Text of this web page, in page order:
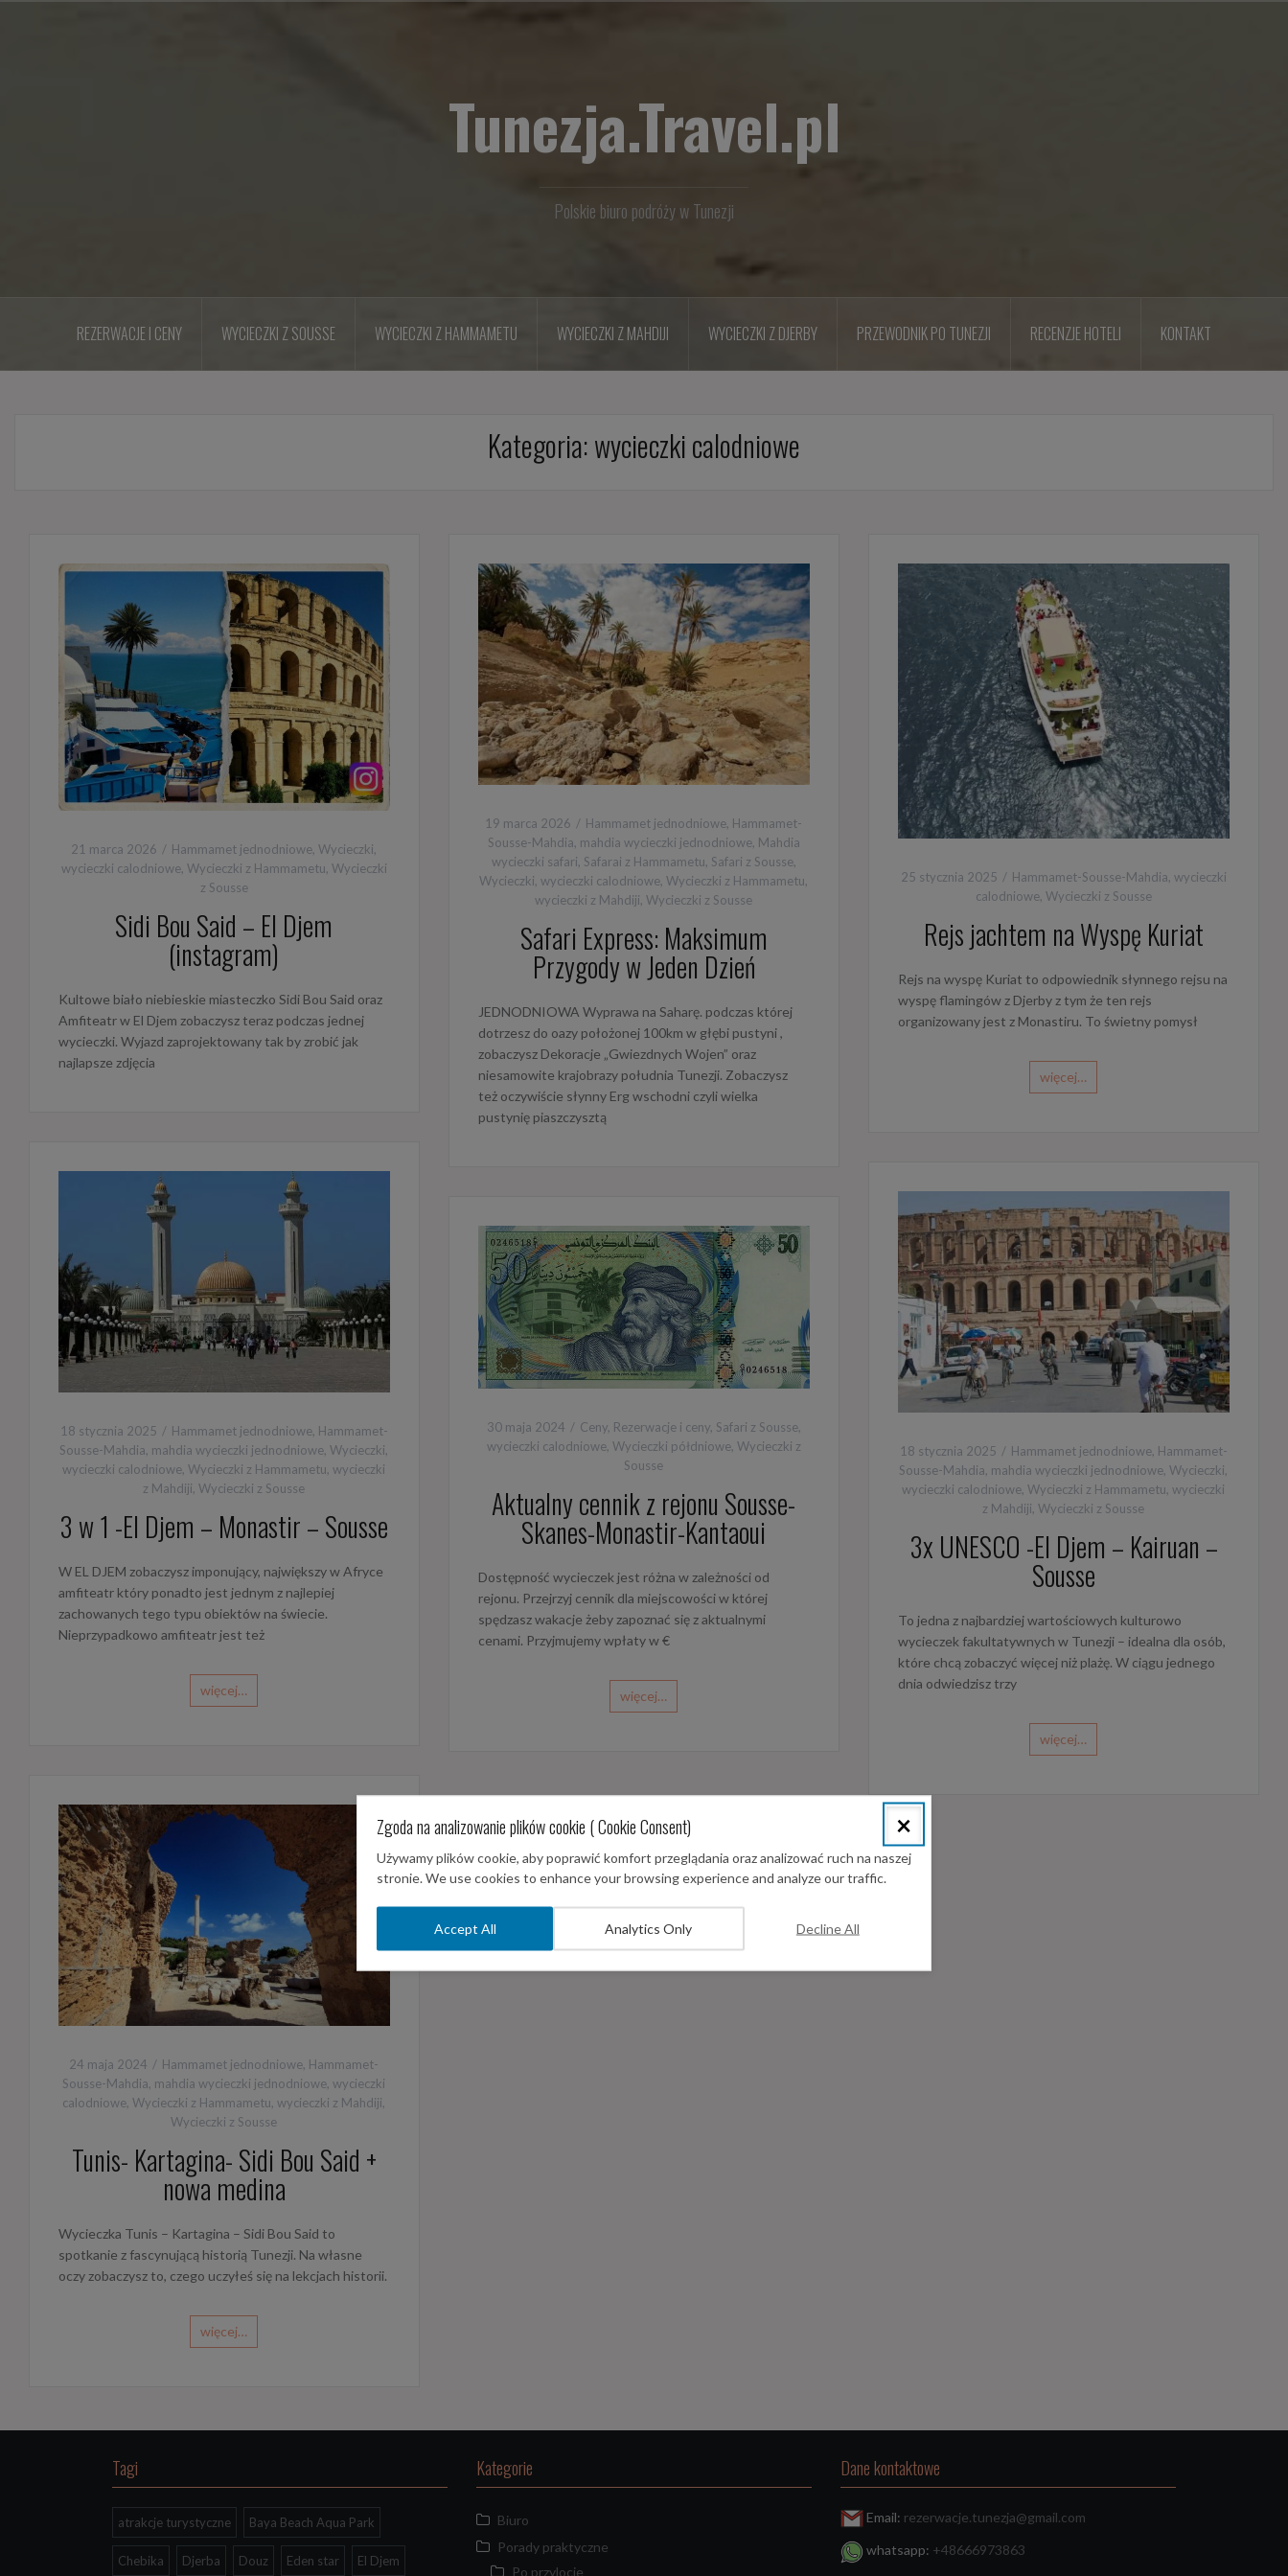
Tunezja.Travel.pl
Polskie biuro podróży w Tunezji
REZERWACJE I CENY WYCIECZKI Z SOUSSE WYCIECZKI Z HAMMAMETU WYCIECZKI Z MAHDIJI WYCIECZKI Z DJERBY PRZEWODNIK PO TUNEZJI RECENZJE HOTELI KONTAKT
Kategoria:wycieczki calodniowe
21 marca 2026 Hammamet jednodniowe,Wycieczki,
wycieczki calodniowe, Wycieczki z Hammametu, Wycieczki
z Sousse
Sidi Bou Said – El Djem
(instagram)
Kultowe biało niebieskie miasteczko Sidi Bou Said oraz
Amfiteatr w El Djem zobaczysz teraz podczas jednej
wycieczki. Wyjazd zaprojektowany tak by zrobić jak
najlapsze zdjęcia
19 marca 2026 Hammamet jednodniowe, Hammamet-
Sousse-Mahdia, mahdia wycieczki jednodniowe, Mahdia
wycieczki safari, Safarai z Hammametu, Safari z Sousse,
Wycieczki,wycieczki calodniowe,Wycieczki z Hammametu,
wycieczki z Mahdiji,Wycieczki z Sousse
Safari Express: Maksimum
Przygody w Jeden Dzień
JEDNODNIOWA Wyprawa na Saharę. podczas której
dotrzesz do oazy położonej 100km w głębi pustyni ,
zobaczysz Dekoracje „Gwiezdnych Wojen” oraz
niesamowite krajobrazy południa Tunezji. Zobaczysz
też oczywiście słynny Erg wschodni czyli wielka
pustynię piaszczysztą
25 stycznia 2025 Hammamet-Sousse-Mahdia, wycieczki
calodniowe, Wycieczki z Sousse
Rejs jachtem na Wyspę Kuriat
Rejs na wyspę Kuriat to odpowiednik słynnego rejsu na
wyspę flamingów z Djerby z tym że ten rejs
organizowany jest z Monastiru. To świetny pomysł
więcej…
18 stycznia 2025 Hammamet jednodniowe, Hammamet-
Sousse-Mahdia, mahdia wycieczki jednodniowe,Wycieczki,
wycieczki calodniowe,Wycieczki z Hammametu,wycieczki
z Mahdiji,Wycieczki z Sousse
3 w 1 -El Djem – Monastir – Sousse
W EL DJEM zobaczysz imponujący, największy w Afryce
amfiteatr który ponadto jest jednym z najlepiej
zachowanych tego typu obiektów na świecie.
Nieprzypadkowo amfiteatr jest też
więcej…
18 stycznia 2025 Hammamet jednodniowe, Hammamet-
Sousse-Mahdia, mahdia wycieczki jednodniowe,Wycieczki,
wycieczki calodniowe,Wycieczki z Hammametu,wycieczki
z Mahdiji,Wycieczki z Sousse
3x UNESCO -El Djem – Kairuan –
Sousse
To jedna z najbardziej wartościowych kulturowo
wycieczek fakultatywnych w Tunezji – idealna dla osób,
które chcą zobaczyć więcej niż plażę. W ciągu jednego
dnia odwiedzisz trzy
więcej…
30 maja 2024 Ceny, Rezerwacje i ceny, Safari z Sousse,
wycieczki calodniowe, Wycieczki półdniowe, Wycieczki z
Sousse
Aktualny cennik z rejonu Sousse-
Skanes-Monastir-Kantaoui
Dostępność wycieczek jest różna w zależności od
rejonu. Przejrzyj cennik dla miejscowości w której
spędzasz wakacje żeby zapoznać się z aktualnymi
cenami. Przyjmujemy wpłaty w €
więcej…
24 maja 2024 Hammamet jednodniowe, Hammamet-
Sousse-Mahdia, mahdia wycieczki jednodniowe,wycieczki
calodniowe,Wycieczki z Hammametu,wycieczki z Mahdiji,
Wycieczki z Sousse
Tunis- Kartagina- Sidi Bou Said +
nowa medina
Wycieczka Tunis – Kartagina – Sidi Bou Said to
spotkanie z fascynującą historią Tunezji. Na własne
oczy zobaczysz to, czego uczyłeś się na lekcjach historii.
więcej…
Tagi
atrakcje turystyczne Baya Beach Aqua Park
Chebika Djerba Douz Eden star El Djem
Kategorie
Biuro
Porady praktyczne
Po przylocie
Dane kontaktowe
Email: rezerwacje.tunezja@gmail.com
whatsapp: +48666973863
×
Zgoda na analizowanie plików cookie ( Cookie Consent)
Używamy plików cookie, aby poprawić komfort przeglądania oraz analizować ruch na naszej
stronie. We use cookies to enhance your browsing experience and analyze our traffic.
Accept All Analytics Only Decline All